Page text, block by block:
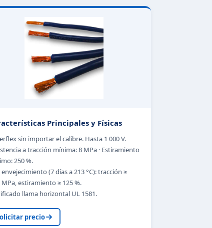
Principales y Físicas
sin importar el calibre. Hasta 1 000 V.
a tracción mínima: 8 MPa · Estiramiento
250 %.
envejecimiento (7 días a 213 °C): tracción ≥
MPa, estiramiento ≥ 125 %.
llama horizontal UL 1581.
precio